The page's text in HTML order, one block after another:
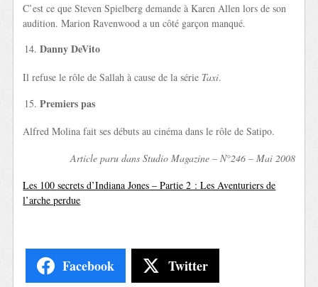
C’est ce que Steven Spielberg demande à Karen Allen lors de son
audition. Marion Ravenwood a un côté garçon manqué.
Danny DeVito
Il refuse le rôle de Sallah à cause de la série Taxi.
Premiers pas
Alfred Molina fait ses débuts au cinéma dans le rôle de Satipo.
Article paru dans Studio Magazine – N°246 – Mai 2008
Les 100 secrets d’Indiana Jones – Partie 2 : Les Aventuriers de
l’arche perdue
Facebook Twitter